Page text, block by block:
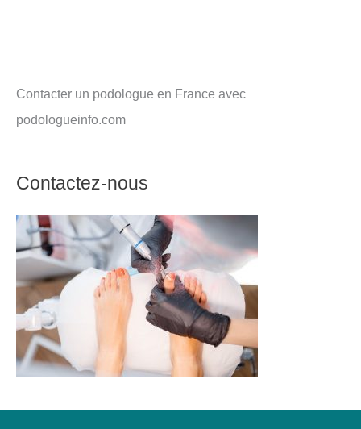
Contacter un podologue en France avec
podologueinfo.com
Contactez-nous